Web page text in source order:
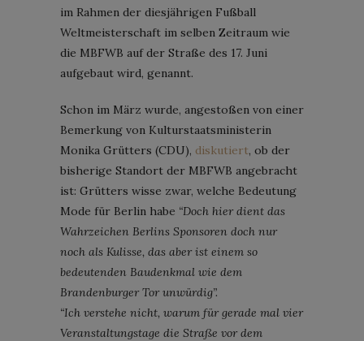
im Rahmen der diesjährigen Fußball
Weltmeisterschaft im selben Zeitraum wie
die MBFWB auf der Straße des 17. Juni
aufgebaut wird, genannt.
Schon im März wurde, angestoßen von einer
Bemerkung von Kulturstaatsministerin
Monika Grütters (CDU), diskutiert, ob der
bisherige Standort der MBFWB angebracht
ist: Grütters wisse zwar, welche Bedeutung
Mode für Berlin habe “Doch hier dient das
Wahrzeichen Berlins Sponsoren doch nur
noch als Kulisse, das aber ist einem so
bedeutenden Baudenkmal wie dem
Brandenburger Tor unwürdig”.
“Ich verstehe nicht, warum für gerade mal vier
Veranstaltungstage die Straße vor dem